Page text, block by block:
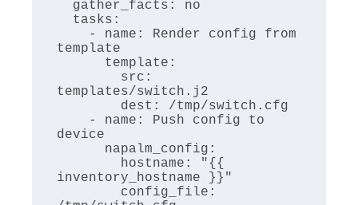
template
templates/switch.j2
device
inventory_hostname }}"